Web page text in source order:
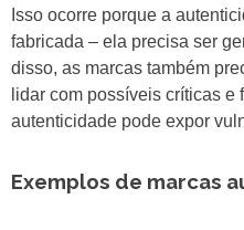
Isso ocorre porque a
fabricada – ela precisa ser
disso, as marcas também
lidar com possíveis críticas
autenticidade pode expor
Exemplos de marcas